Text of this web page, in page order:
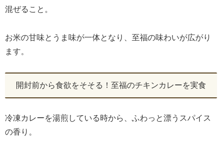
混ぜること。
お米の甘味とうま味が一体となり、至福の味わいが広がり
ます。
開封前から食欲をそそる！至福のチキンカレーを実食
冷凍カレーを湯煎している時から、ふわっと漂うスパイス
の香り。